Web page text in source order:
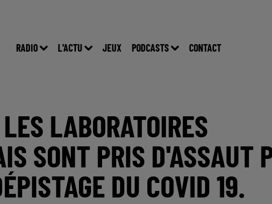
RADIO L'ACTU JEUX PODCASTS CONTACT
LABORATOIRES
SONT PRIS D'ASSAUT
DU COVID 19.